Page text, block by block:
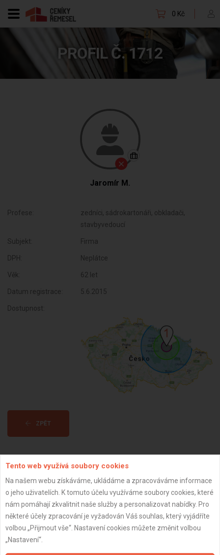
0 Kč
PROFIL Č. 1712
Jaromír M.
Profese:
zedníci, sádrokartonáři, obkladači,
stavbyvedoucí
Subjekt: Firma
DPH: Neplátce
Věk: 62 let
Datum registrace: 5.6.2015
Dostupnost:
ZPĚT
Důležité informace
Tento web využívá soubory cookies
Na našem webu získáváme, ukládáme a zpracováváme informace
o jeho uživatelích. K tomuto účelu využíváme soubory cookies, které
nám pomáhají zkvalitnit naše služby a personalizovat nabídky. Pro
některé účely zpracování je vyžadován Váš souhlas, který vyjádříte
volbou „Přijmout vše“. Nastavení cookies můžete změnit volbou
„Nastavení“.